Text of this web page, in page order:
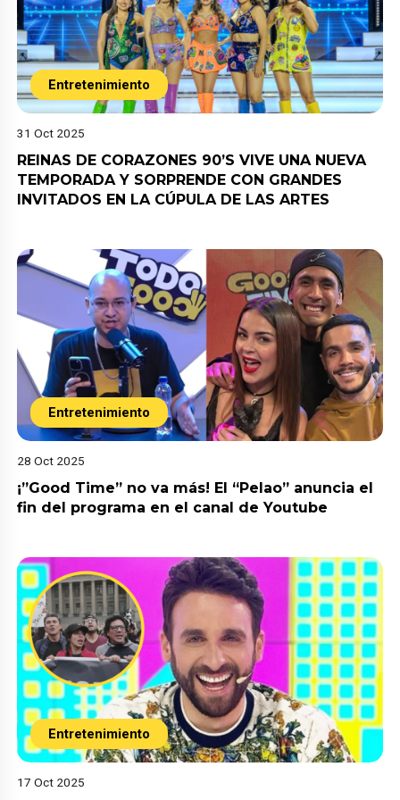
Entretenimiento
31 Oct 2025
REINAS DE CORAZONES 90’S VIVE UNA NUEVA
TEMPORADA Y SORPRENDE CON GRANDES
INVITADOS EN LA CÚPULA DE LAS ARTES
Entretenimiento
28 Oct 2025
¡”Good Time” no va más! El “Pelao” anuncia el
fin del programa en el canal de Youtube
Entretenimiento
17 Oct 2025